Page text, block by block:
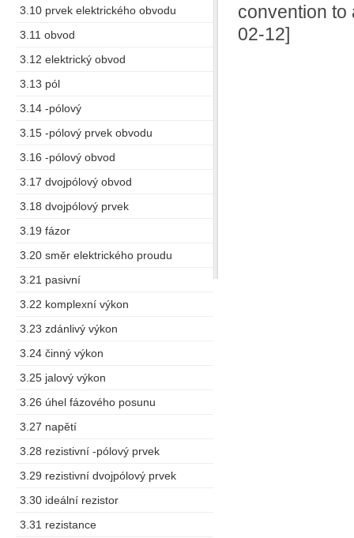
3.10 prvek elektrického obvodu
3.11 obvod
3.12 elektrický obvod
3.13 pól
3.14 -pólový
3.15 -pólový prvek obvodu
3.16 -pólový obvod
3.17 dvojpólový obvod
3.18 dvojpólový prvek
3.19 fázor
3.20 směr elektrického proudu
3.21 pasivní
3.22 komplexní výkon
3.23 zdánlivý výkon
3.24 činný výkon
3.25 jalový výkon
3.26 úhel fázového posunu
3.27 napětí
3.28 rezistivní -pólový prvek
3.29 rezistivní dvojpólový prvek
3.30 ideální rezistor
3.31 rezistance
convention to
02-12]